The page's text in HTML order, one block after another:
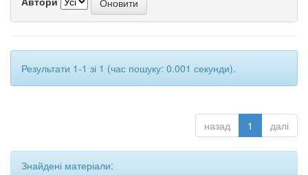
Результати 1-1 зі 1 (час пошуку: 0.001 секунди).
назад 1 далі
Знайдені матеріали: